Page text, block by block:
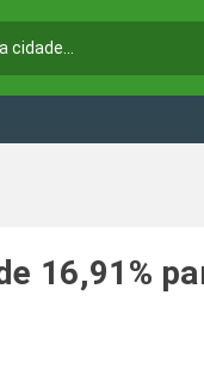
16,91%